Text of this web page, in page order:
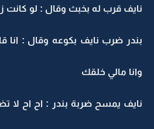
نايف قرب له بخبث وقال : لو كانت
بندر ضرب نايف بكوعه وقال :
وانا مالي خلقك
نايف يمسح ضربة بندر : اح اح لا